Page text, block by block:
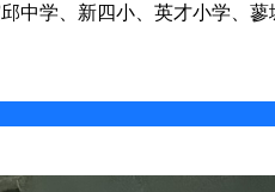
中学、新四小、英才小学、